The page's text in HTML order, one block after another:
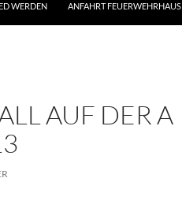
WERDEN ANFAHRT FEUERWEHRHAUS
AUF DER A